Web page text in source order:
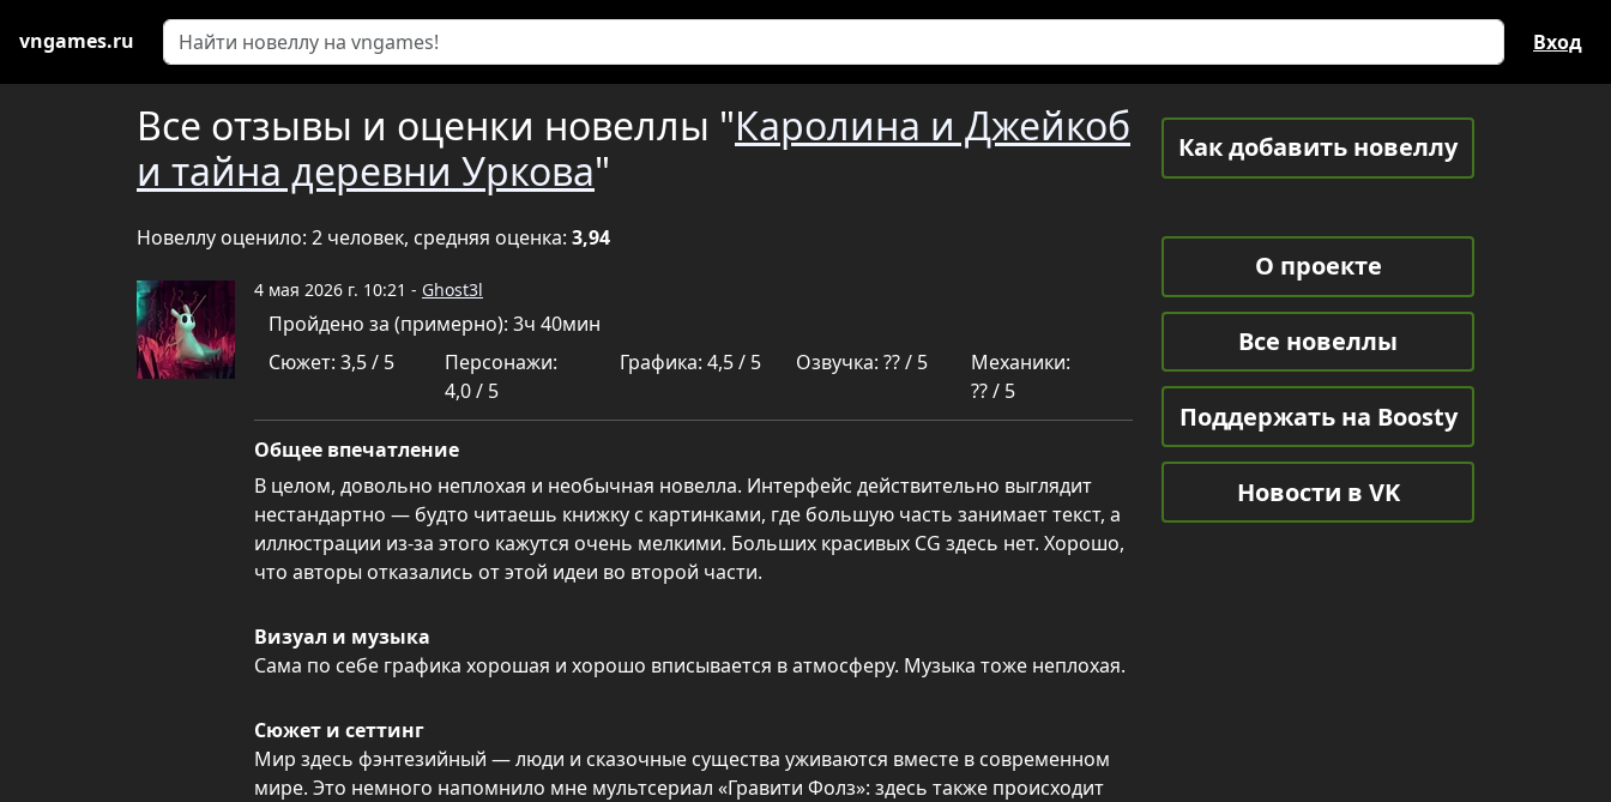
vngames.ru Вход
Все отзывы и оценки новеллы "Каролина и Джейкоб
и тайна деревни Уркова"
Новеллу оценило: 2 человек, средняя оценка: 3,94
4 мая 2026 г. 10:21 - Ghost3l
Пройдено за (примерно): 3ч 40мин
Сюжет: 3,5 / 5
Персонажи:
4,0 / 5
Графика: 4,5 / 5 Озвучка: ?? / 5
Механики:
?? / 5
Общее впечатление
В целом, довольно неплохая и необычная новелла. Интерфейс действительно выглядит
нестандартно — будто читаешь книжку с картинками, где большую часть занимает текст, а
иллюстрации из-за этого кажутся очень мелкими. Больших красивых CG здесь нет. Хорошо,
что авторы отказались от этой идеи во второй части.
Визуал и музыка
Сама по себе графика хорошая и хорошо вписывается в атмосферу. Музыка тоже неплохая.
Сюжет и сеттинг
Мир здесь фэнтезийный — люди и сказочные существа уживаются вместе в современном
мире. Это немного напомнило мне мультсериал «Гравити Фолз»: здесь также происходит
Как добавить новеллу
О проекте
Все новеллы
Поддержать на Boosty
Новости в VK